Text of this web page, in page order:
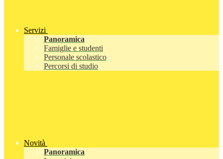
Servizi
Panoramica
Famiglie e studenti
Personale scolastico
Percorsi di studio
Novità
Panoramica